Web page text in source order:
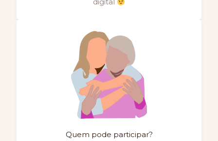
Quem pode participar?